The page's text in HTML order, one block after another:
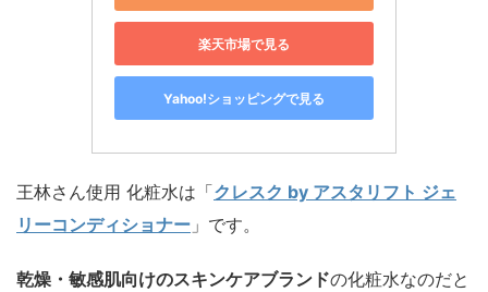
楽天市場で見る
Yahoo!ショッピングで見る
王林さん使用 化粧水は「クレスク by アスタリフト ジェ
リーコンディショナー 」です。
乾燥・敏感肌向けのスキンケアブランドの化粧水なのだと